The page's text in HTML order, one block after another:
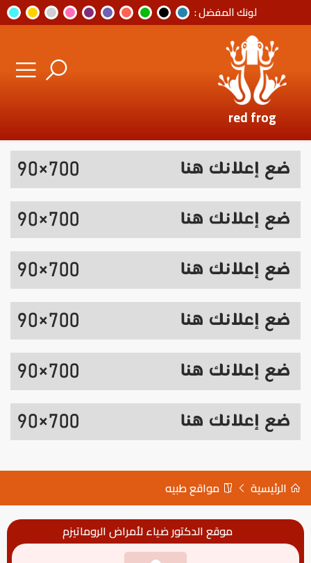
لونك المفضل :
red frog
الرئيسية مواقع طبيه
موقع الدكتور ضياء لأمراض الروماتيزم